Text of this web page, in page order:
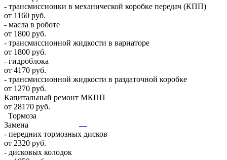
- трансмиссионки в механической коробке передач (КПП)
от 1160 руб.
- масла в роботе
от 1800 руб.
- трансмиссионной жидкости в вариаторе
от 1800 руб.
- гидроблока
от 4170 руб.
- трансмиссионной жидкости в раздаточной коробке
от 1270 руб.
Капитальный ремонт МКПП
от 28170 руб.
Тормоза
Замена
- передних тормозных дисков
от 2320 руб.
- дисковых колодок